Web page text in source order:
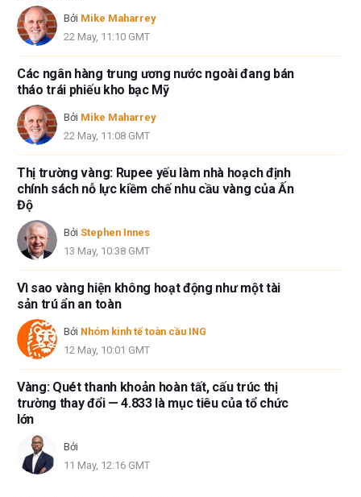
Bởi Mike Maharrey
22 May, 11:10 GMT
Các ngân hàng trung ương nước ngoài đang bán
tháo trái phiếu kho bạc Mỹ
Bởi Mike Maharrey
22 May, 11:08 GMT
Thị trường vàng: Rupee yếu làm nhà hoạch định
chính sách nỗ lực kiềm chế nhu cầu vàng của Ấn
Độ
Bởi Stephen Innes
13 May, 10:38 GMT
Vì sao vàng hiện không hoạt động như một tài
sản trú ẩn an toàn
Bởi Nhóm kinh tế toàn cầu ING
12 May, 10:01 GMT
Vàng: Quét thanh khoản hoàn tất, cấu trúc thị
trường thay đổi — 4.833 là mục tiêu của tổ chức
lớn
Bởi
11 May, 12:16 GMT